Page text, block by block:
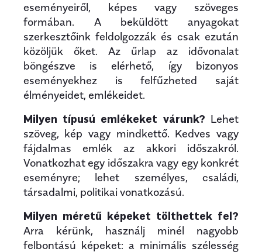
eseményeiről, képes vagy szöveges
formában. A beküldött anyagokat
szerkesztőink feldolgozzák és csak ezután
közöljük őket. Az űrlap az idővonalat
böngészve is elérhető, így bizonyos
eseményekhez is felfűzheted saját
élményeidet, emlékeidet.
Milyen típusú emlékeket várunk? Lehet
szöveg, kép vagy mindkettő. Kedves vagy
fájdalmas emlék az akkori időszakról.
Vonatkozhat egy időszakra vagy egy konkrét
eseményre; lehet személyes, családi,
társadalmi, politikai vonatkozású.
Milyen méretű képeket tölthettek fel?
Arra kérünk, használj minél nagyobb
felbontású képeket: a minimális szélesség